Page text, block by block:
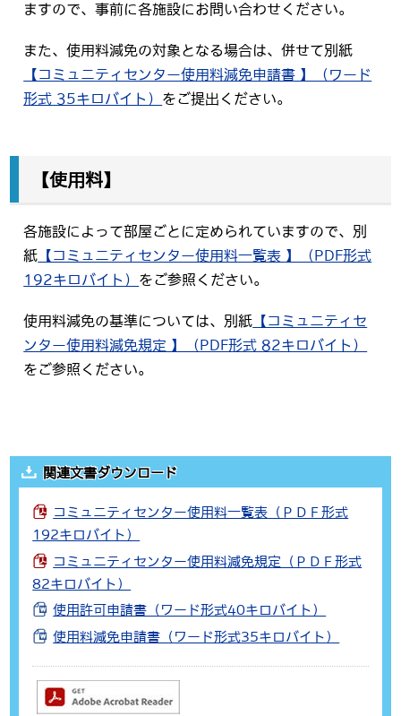
ますので、事前に各施設にお問い合わせください。
また、使用料減免の対象となる場合は、併せて別紙
【コミュニティセンター使用料減免申請書 】（ワード
形式 35キロバイト） をご提出ください。
【使用料】
各施設によって部屋ごとに定められていますので、別
紙 【コミュニティセンター使用料一覧表 】（PDF形式
192キロバイト） をご参照ください。
使用料減免の基準については、別紙 【コミュニティセ
ンター使用料減免規定 】（PDF形式 82キロバイト）
をご参照ください。
関連文書ダウンロード
コミュニティセンター使用料一覧表（ＰＤＦ形式
192キロバイト）
コミュニティセンター使用料減免規定（ＰＤＦ形式
82キロバイト）
使用許可申請書（ワード形式40キロバイト）
使用料減免申請書（ワード形式35キロバイト）